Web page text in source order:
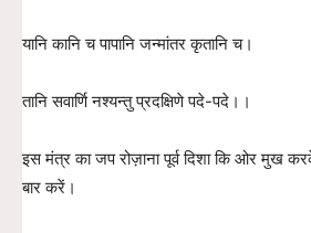
यानि कानि च पापानि जन्मांतर कृतानि च।
तानि सवार्णि नश्यन्तु प्रदक्षिणे पदे-पदे।।
इस मंत्र का जप रोज़ाना पूर्व दिशा कि ओर मुख
बार करें।